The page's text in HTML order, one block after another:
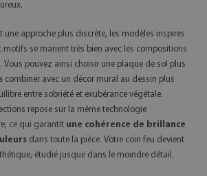
une approche plus discrète, les modèles inspirés
se marient très bien avec les compositions
Vous pouvez ainsi choisir une plaque de sol plus
combiner avec un décor mural au dessin plus
entre sobriété et exubérance végétale.
repose sur la même technologie
ce qui garantit une cohérence de brillance
dans toute la pièce. Votre coin feu devient
étudié jusque dans le moindre détail.